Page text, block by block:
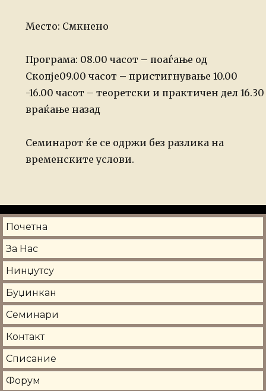
Место: Смкнено
Програма: 08.00 часот – поаѓање од
Скопје09.00 часот – пристигнување 10.00
-16.00 часот – теоретски и практичен дел16.30
враќање назад
Семинарот ќе се одржи без разлика на
временските услови.
Почетна
За Нас
Нинџутсу
Буџинкан
Семинари
Контакт
Списание
Форум